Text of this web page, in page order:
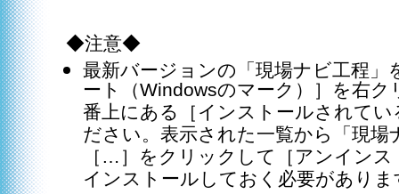
◆注意◆
最新バージョンの「現場ナビ工程」
ート（Windowsのマーク）］を右
番上にある［インストールされて
ださい。表示された一覧から「現場
［…］をクリックして［アンイン
インストールしておく必要がありま